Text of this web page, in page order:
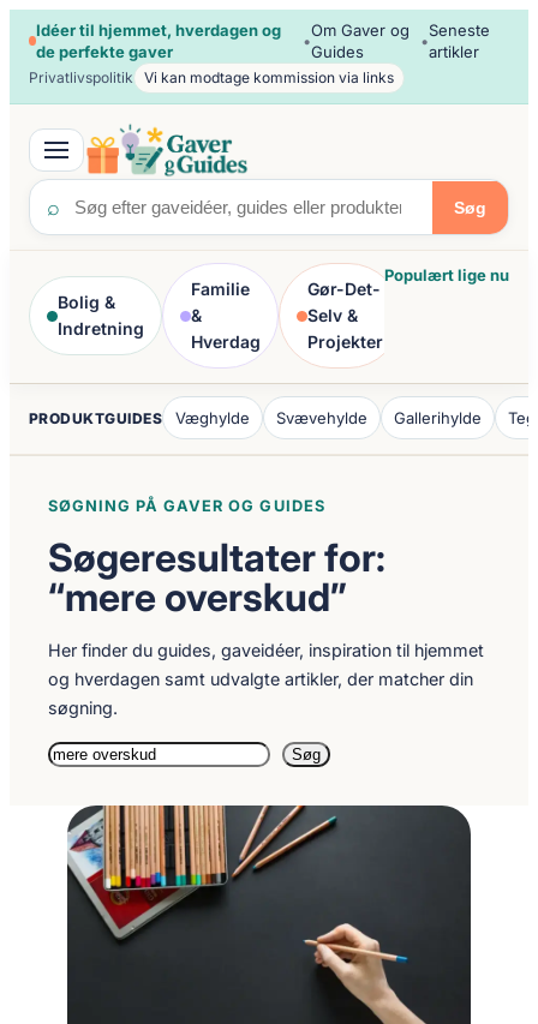
Spring
indhold
Idéer til hjemmet, hverdagen og
de perfekte gaver
•
Om Gaver og
Guides
•
Seneste
artikler
Privatlivspolitik Vi kan modtage kommission via links
⌕ Søg
Bolig &
Indretning
Familie
&
Hverdag
Gør-Det-
Selv &
Projekter
Populært lige nu
PRODUKTGUIDES Væghylde Svævehylde Gallerihylde
SØGNING PÅ GAVER OG GUIDES
Søgeresultater for:
“mere overskud”
Her finder du guides, gaveidéer, inspiration til hjemmet
og hverdagen samt udvalgte artikler, der matcher din
søgning.
Søg
Søg